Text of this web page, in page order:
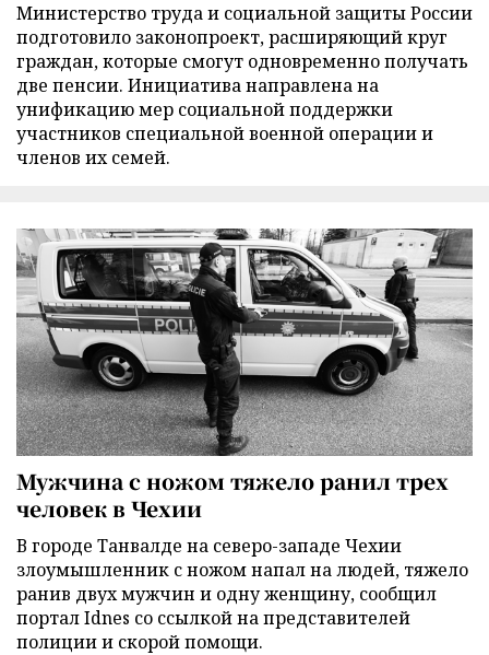
Министерство труда и социальной защиты России
подготовило законопроект, расширяющий круг
граждан, которые смогут одновременно получать
две пенсии. Инициатива направлена на
унификацию мер социальной поддержки
участников специальной военной операции и
членов их семей.
Мужчина с ножом тяжело ранил трех
человек в Чехии
В городе Танвалде на северо-западе Чехии
злоумышленник с ножом напал на людей, тяжело
ранив двух мужчин и одну женщину, сообщил
портал Idnes со ссылкой на представителей
полиции и скорой помощи.